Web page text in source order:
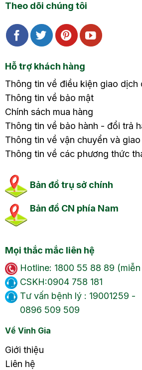
Theo dõi chúng tôi
Hỗ trợ khách hàng
Thông tin về điều kiện giao dịch
Thông tin về bảo mật
Chính sách mua hàng
Thông tin về bảo hành - đổi trả
Thông tin về vận chuyển và giao
Thông tin về các phương thức
Bản đồ trụ sở chính
Bản đồ CN phía Nam
Mọi thắc mắc liên hệ
Hotline: 1800 55 88 89
CSKH:0904 758 181
Tư vấn bệnh lý : 19001259 -
0896 509 509
Về Vinh Gia
Giới thiệu
Liên hệ